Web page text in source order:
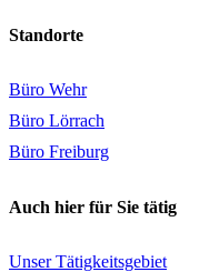
Standorte
Büro Wehr
Büro Lörrach
Büro Freiburg
Auch hier für Sie tätig
Unser Tätigkeitsgebiet